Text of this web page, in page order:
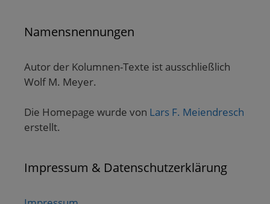
Namensnennungen
Autor der Kolumnen-Texte ist ausschließlich
Wolf M. Meyer.
Die Homepage wurde von Lars F. Meiendresch
erstellt.
Impressum & Datenschutzerklärung